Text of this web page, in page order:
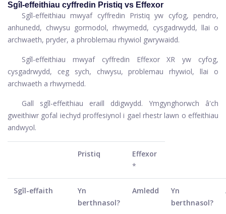
Sgîl-effeithiau cyffredin Pristiq vs Effexor
Sgîl-effeithiau mwyaf cyffredin Pristiq yw cyfog, pendro,
anhunedd, chwysu gormodol, rhwymedd, cysgadrwydd, llai o
archwaeth, pryder, a phroblemau rhywiol gwrywaidd.
Sgîl-effeithiau mwyaf cyffredin Effexor XR yw cyfog,
cysgadrwydd, ceg sych, chwysu, problemau rhywiol, llai o
archwaeth a rhwymedd.
Gall sgîl-effeithiau eraill ddigwydd. Ymgynghorwch â'ch
gweithiwr gofal iechyd proffesiynol i gael rhestr lawn o effeithiau
andwyol.
Pristiq
Effexor
*
Sgîl-effaith
Yn
berthnasol?
Amledd
Yn
berthnasol?